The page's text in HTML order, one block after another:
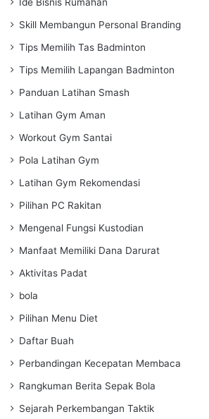
Skill Membangun Personal Branding
Tips Memilih Tas Badminton
Tips Memilih Lapangan Badminton
Panduan Latihan Smash
Latihan Gym Aman
Workout Gym Santai
Pola Latihan Gym
Latihan Gym Rekomendasi
Pilihan PC Rakitan
Mengenal Fungsi Kustodian
Manfaat Memiliki Dana Darurat
Aktivitas Padat
bola
Pilihan Menu Diet
Daftar Buah
Perbandingan Kecepatan Membaca
Rangkuman Berita Sepak Bola
Sejarah Perkembangan Taktik